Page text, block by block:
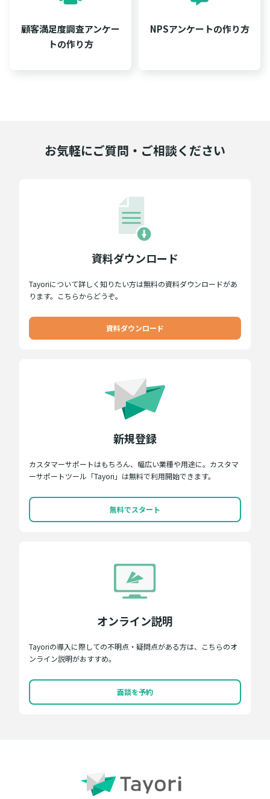
顧客満足度調査アンケー
トの作り方
NPSアンケートの作り方
お気軽にご質問・ご相談ください
資料ダウンロード
Tayoriについて詳しく知りたい方は無料の資料ダウンロードがあ
ります。こちらからどうぞ。
資料ダウンロード
新規登録
カスタマーサポートはもちろん、幅広い業種や用途に。カスタマ
ーサポートツール「Tayori」は無料で利用開始できます。
無料でスタート
オンライン説明
Tayoriの導入に際しての不明点・疑問点がある方は、こちらのオ
ンライン説明がおすすめ。
面談を予約